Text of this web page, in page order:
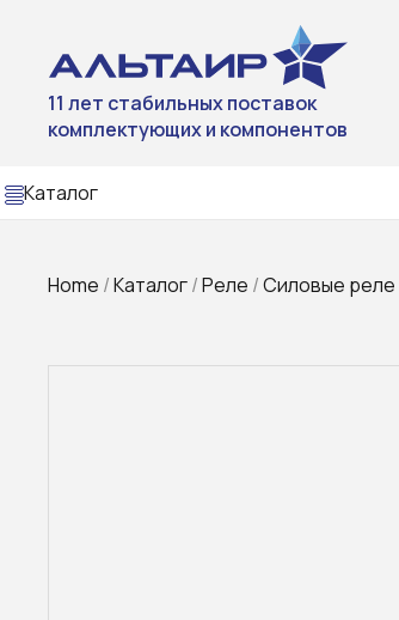
11 лет стабильных поставок
комплектующих и компонентов
Каталог
Home /Каталог/Реле /Силовые реле